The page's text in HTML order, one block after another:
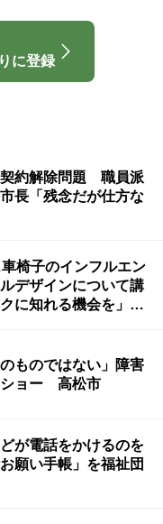
に登録
契約解除問題 職員派
長「残念だが仕方な
椅子のインフルエン
デザインについて講
クに知れる機会を」
ものではない」障害
ショー 高松市
が電話をかけるのを
願い手帳」を福祉団